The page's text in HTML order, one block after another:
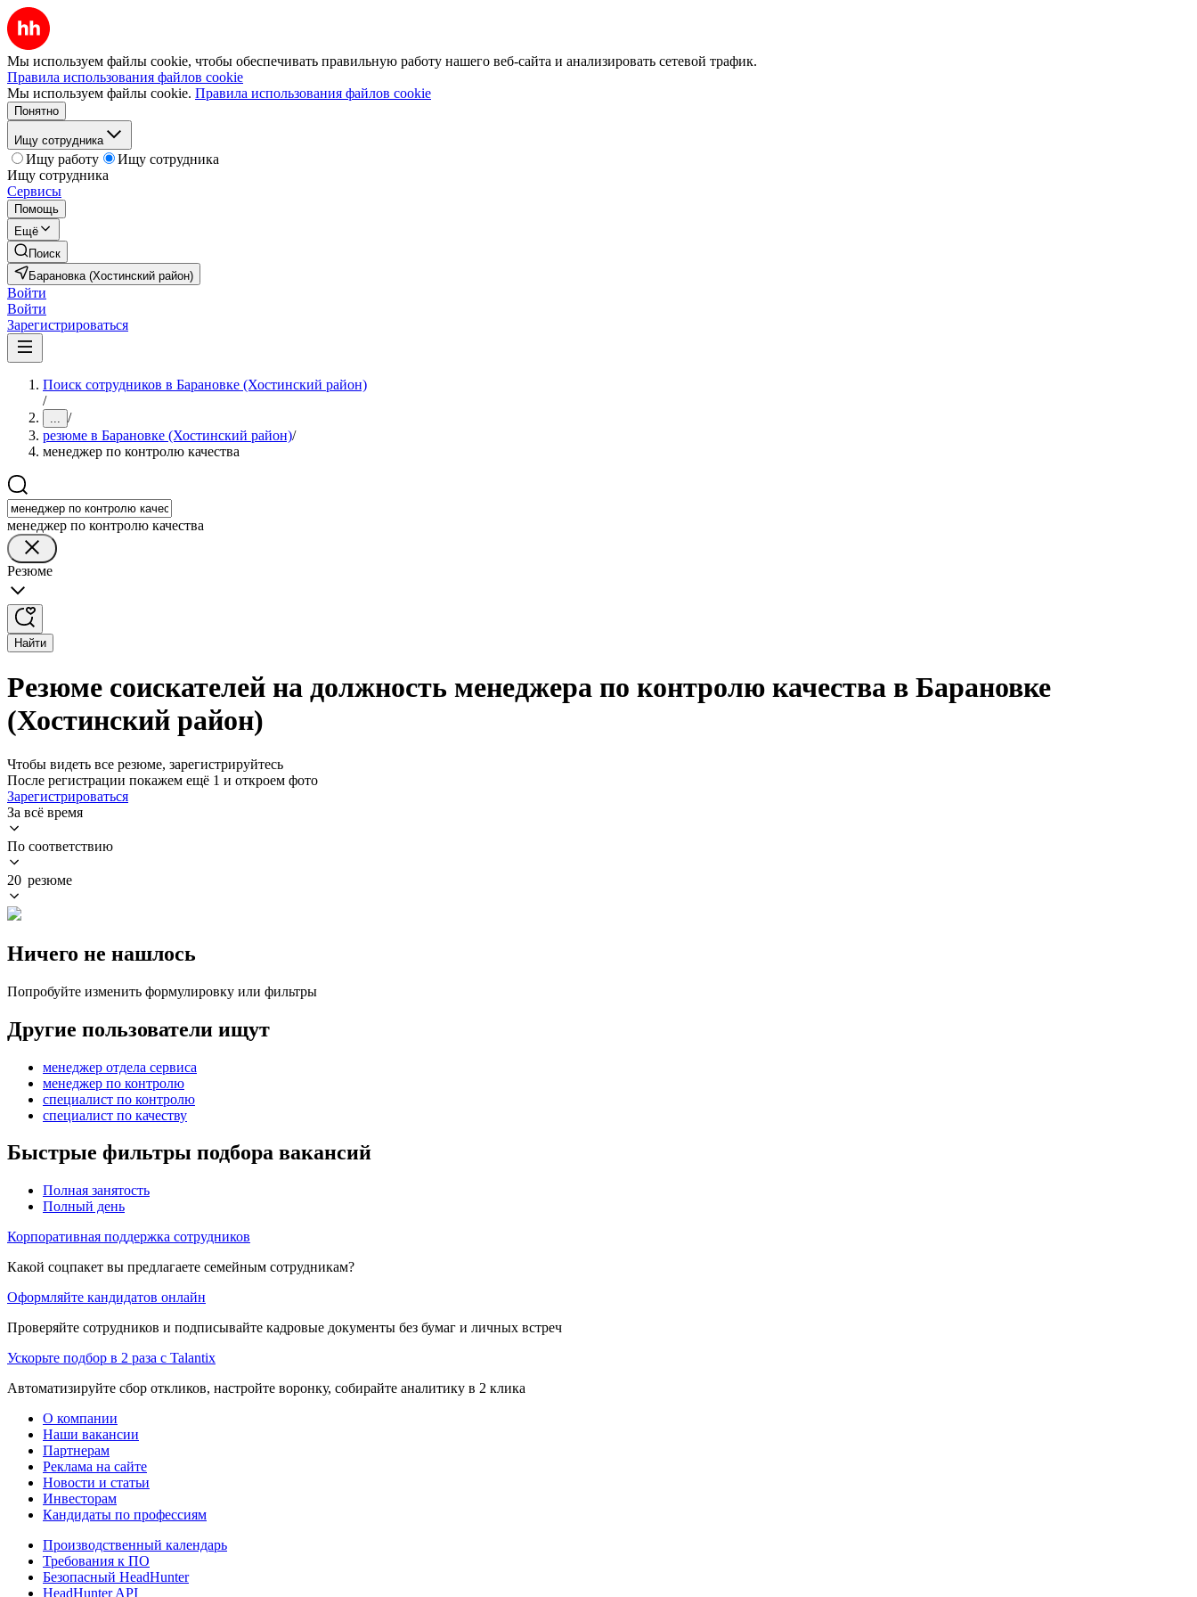
Мы используем файлы cookie, чтобы обеспечивать правильную работу нашего веб-сайта и анализировать сетевой трафик.
Правила использования файлов cookie
Мы используем файлы cookie. Правила использования файлов cookie
Понятно
Ищу сотрудника
Ищу работу
Ищу сотрудника
Ищу сотрудника
Сервисы
Помощь
Ещё
Поиск
Барановка (Хостинский район)
Войти
Войти
Зарегистрироваться
Поиск сотрудников в Барановке (Хостинский район)
/
... /
резюме в Барановке (Хостинский район)/
менеджер по контролю качества
менеджер по контролю качества
Резюме
Найти
Резюме соискателей на должность менеджера по контролю качества в Барановке
(Хостинский район)
Чтобы видеть все резюме, зарегистрируйтесь
После регистрации покажем ещё 1 и откроем фото
Зарегистрироваться
За всё время
По соответствию
20 резюме
Ничего не нашлось
Попробуйте изменить формулировку или фильтры
Другие пользователи ищут
менеджер отдела сервиса
менеджер по контролю
специалист по контролю
специалист по качеству
Быстрые фильтры подбора вакансий
Полная занятость
Полный день
Корпоративная поддержка сотрудников
Какой соцпакет вы предлагаете семейным сотрудникам?
Оформляйте кандидатов онлайн
Проверяйте сотрудников и подписывайте кадровые документы без бумаг и личных встреч
Ускорьте подбор в 2 раза с Talantix
Автоматизируйте сбор откликов, настройте воронку, собирайте аналитику в 2 клика
О компании
Наши вакансии
Партнерам
Реклама на сайте
Новости и статьи
Инвесторам
Кандидаты по профессиям
Производственный календарь
Требования к ПО
Безопасный HeadHunter
HeadHunter API